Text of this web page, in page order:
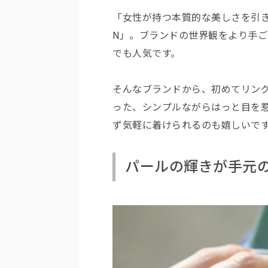
「女性が持つ本質的な美しさを
N」。ブランドの世界観をより手
でも人気です。
そんなブランドから、初めてリン
った、シンプルながらはっと目を
ず気軽に着けられるのも嬉しいで
パールの輝きが手元